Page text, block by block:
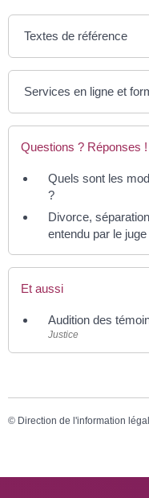
Textes de référence
Services en ligne et
Questions ? Réponses !
Quels sont les
?
Divorce,
entendu par le juge
Et aussi
Audition des
Justice
© Direction de l'information